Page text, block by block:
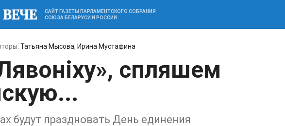
САЙТ ГАЗЕТЫ ПАРЛАМЕНТСКОГО СОБРАНИЯ
СОЮЗА БЕЛАРУСИ И РОССИИ
Татьяна Мысова, Ирина Мустафина
спляшем
будут праздновать День единения